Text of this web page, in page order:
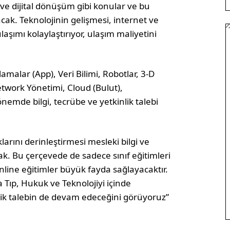
dijital dönüşüm gibi konular ve bu
Teknolojinin gelişmesi, internet ve
kolaylaştırıyor, ulaşım maliyetini
(App), Veri Bilimi, Robotlar, 3-D
Yönetimi, Cloud (Bulut),
bilgi, tecrübe ve yetkinlik talebi
derinleştirmesi mesleki bilgi ve
Bu çerçevede de sadece sınıf eğitimleri
eğitimler büyük fayda sağlayacaktır.
Tıp, Hukuk ve Teknolojiyi içinde
talebin de devam edeceğini görüyoruz”